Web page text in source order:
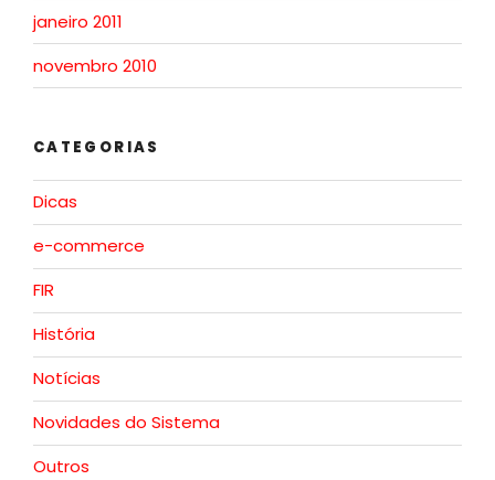
janeiro 2011
novembro 2010
CATEGORIAS
Dicas
e-commerce
FIR
História
Notícias
Novidades do Sistema
Outros